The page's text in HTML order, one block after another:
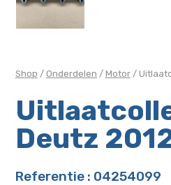
Shop / Onderdelen / Motor/
Deutz
Referentie : 04254099